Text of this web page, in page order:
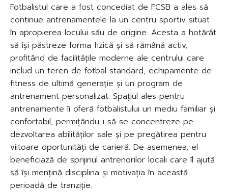
Fotbalistul care a fost concediat de FCSB a ales să
continue antrenamentele la un centru sportiv situat
în apropierea locului său de origine. Acesta a hotărât
să își păstreze forma fizică și să rămână activ,
profitând de facilitățile moderne ale centrului care
includ un teren de fotbal standard, echipamente de
fitness de ultimă generație și un program de
antrenament personalizat. Spațiul ales pentru
antrenamente îi oferă fotbalistului un mediu familiar și
confortabil, permițându-i să se concentreze pe
dezvoltarea abilităților sale și pe pregătirea pentru
viitoare oportunități de carieră. De asemenea, el
beneficiază de sprijinul antrenorilor locali care îl ajută
să își mențină disciplina și motivația în această
perioadă de tranziție.